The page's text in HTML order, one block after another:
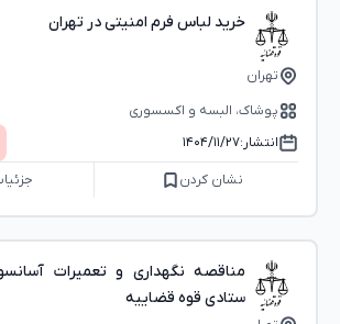
خرید لباس فرم امنیتی در تهران
تهران
پوشاک، البسه و اکسسوری
انتشار:۱۴۰۴/۱۱/۲۷
نشان کردن
مناقصه نگهداری و تعمیرات
ستادی قوه قضاییه